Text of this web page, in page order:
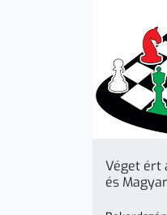
Véget ért
és